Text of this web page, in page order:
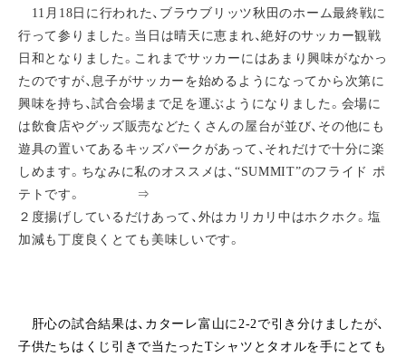
11月18日に行われた、ブラウブリッツ秋田のホーム最終戦に
行って参りました。当日は晴天に恵まれ、絶好のサッカー観戦
日和となりました。これまでサッカーにはあまり興味がなかっ
たのですが、息子がサッカーを始めるようになってから次第に
興味を持ち、試合会場まで足を運ぶようになりました。会場に
は飲食店やグッズ販売などたくさんの屋台が並び、その他にも
遊具の置いてあるキッズパークがあって、それだけで十分に楽
しめます。ちなみに私のオススメは、“SUMMIT”のフライド ポ
テトです。 ⇒
２度揚げしているだけあって、外はカリカリ中はホクホク。塩
加減も丁度良くとても美味しいです。
肝心の試合結果は、カターレ富山に2-2で引き分けましたが、
子供たちはくじ引きで当たったTシャツとタオルを手にとても